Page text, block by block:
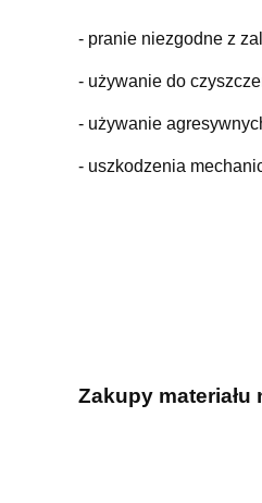
- pranie niezgodne z
- używanie do
- używanie
- uszkodzenia
Zakupy materiału